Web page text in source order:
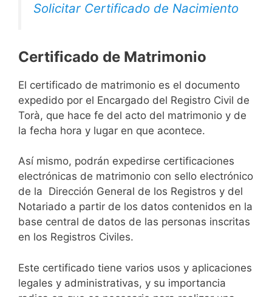
Solicitar Certificado de Nacimiento
Certificado de Matrimonio
El certificado de matrimonio es el documento
expedido por el Encargado del Registro Civil de
Torà, que hace fe del acto del matrimonio y de
la fecha hora y lugar en que acontece.
Así mismo, podrán expedirse certificaciones
electrónicas de matrimonio con sello electrónico
de la Dirección General de los Registros y del
Notariado a partir de los datos contenidos en la
base central de datos de las personas inscritas
en los Registros Civiles.
Este certificado tiene varios usos y aplicaciones
legales y administrativas, y su importancia